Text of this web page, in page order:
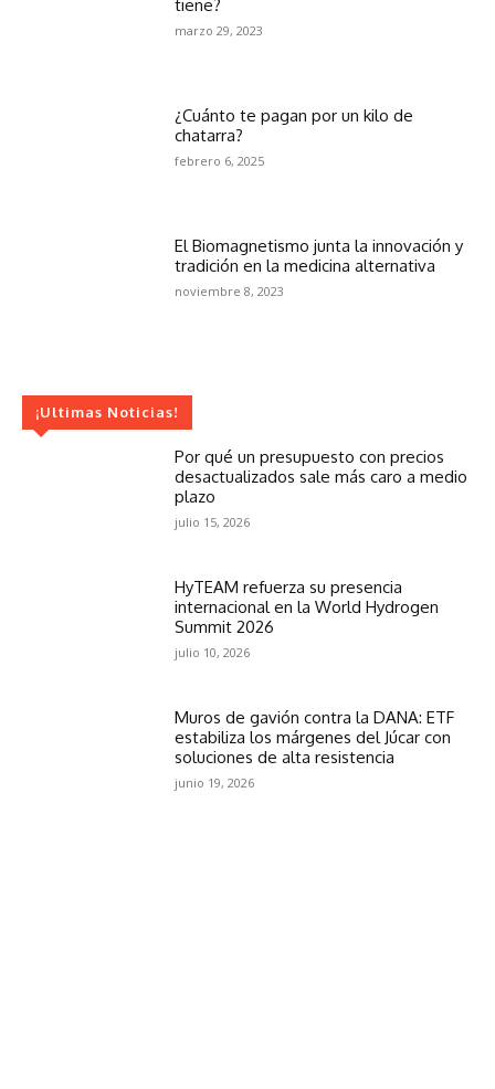
tiene?
marzo 29, 2023
¿Cuánto te pagan por un kilo de
chatarra?
febrero 6, 2025
El Biomagnetismo junta la innovación y
tradición en la medicina alternativa
noviembre 8, 2023
¡Ultimas Noticias!
Por qué un presupuesto con precios
desactualizados sale más caro a medio
plazo
julio 15, 2026
HyTEAM refuerza su presencia
internacional en la World Hydrogen
Summit 2026
julio 10, 2026
Muros de gavión contra la DANA: ETF
estabiliza los márgenes del Júcar con
soluciones de alta resistencia
junio 19, 2026